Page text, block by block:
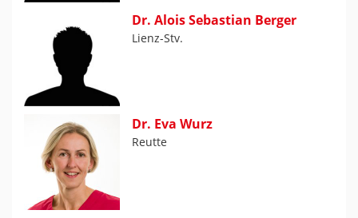
Dr. Alois Sebastian Berger
Lienz-Stv.
Dr. Eva Wurz
Reutte